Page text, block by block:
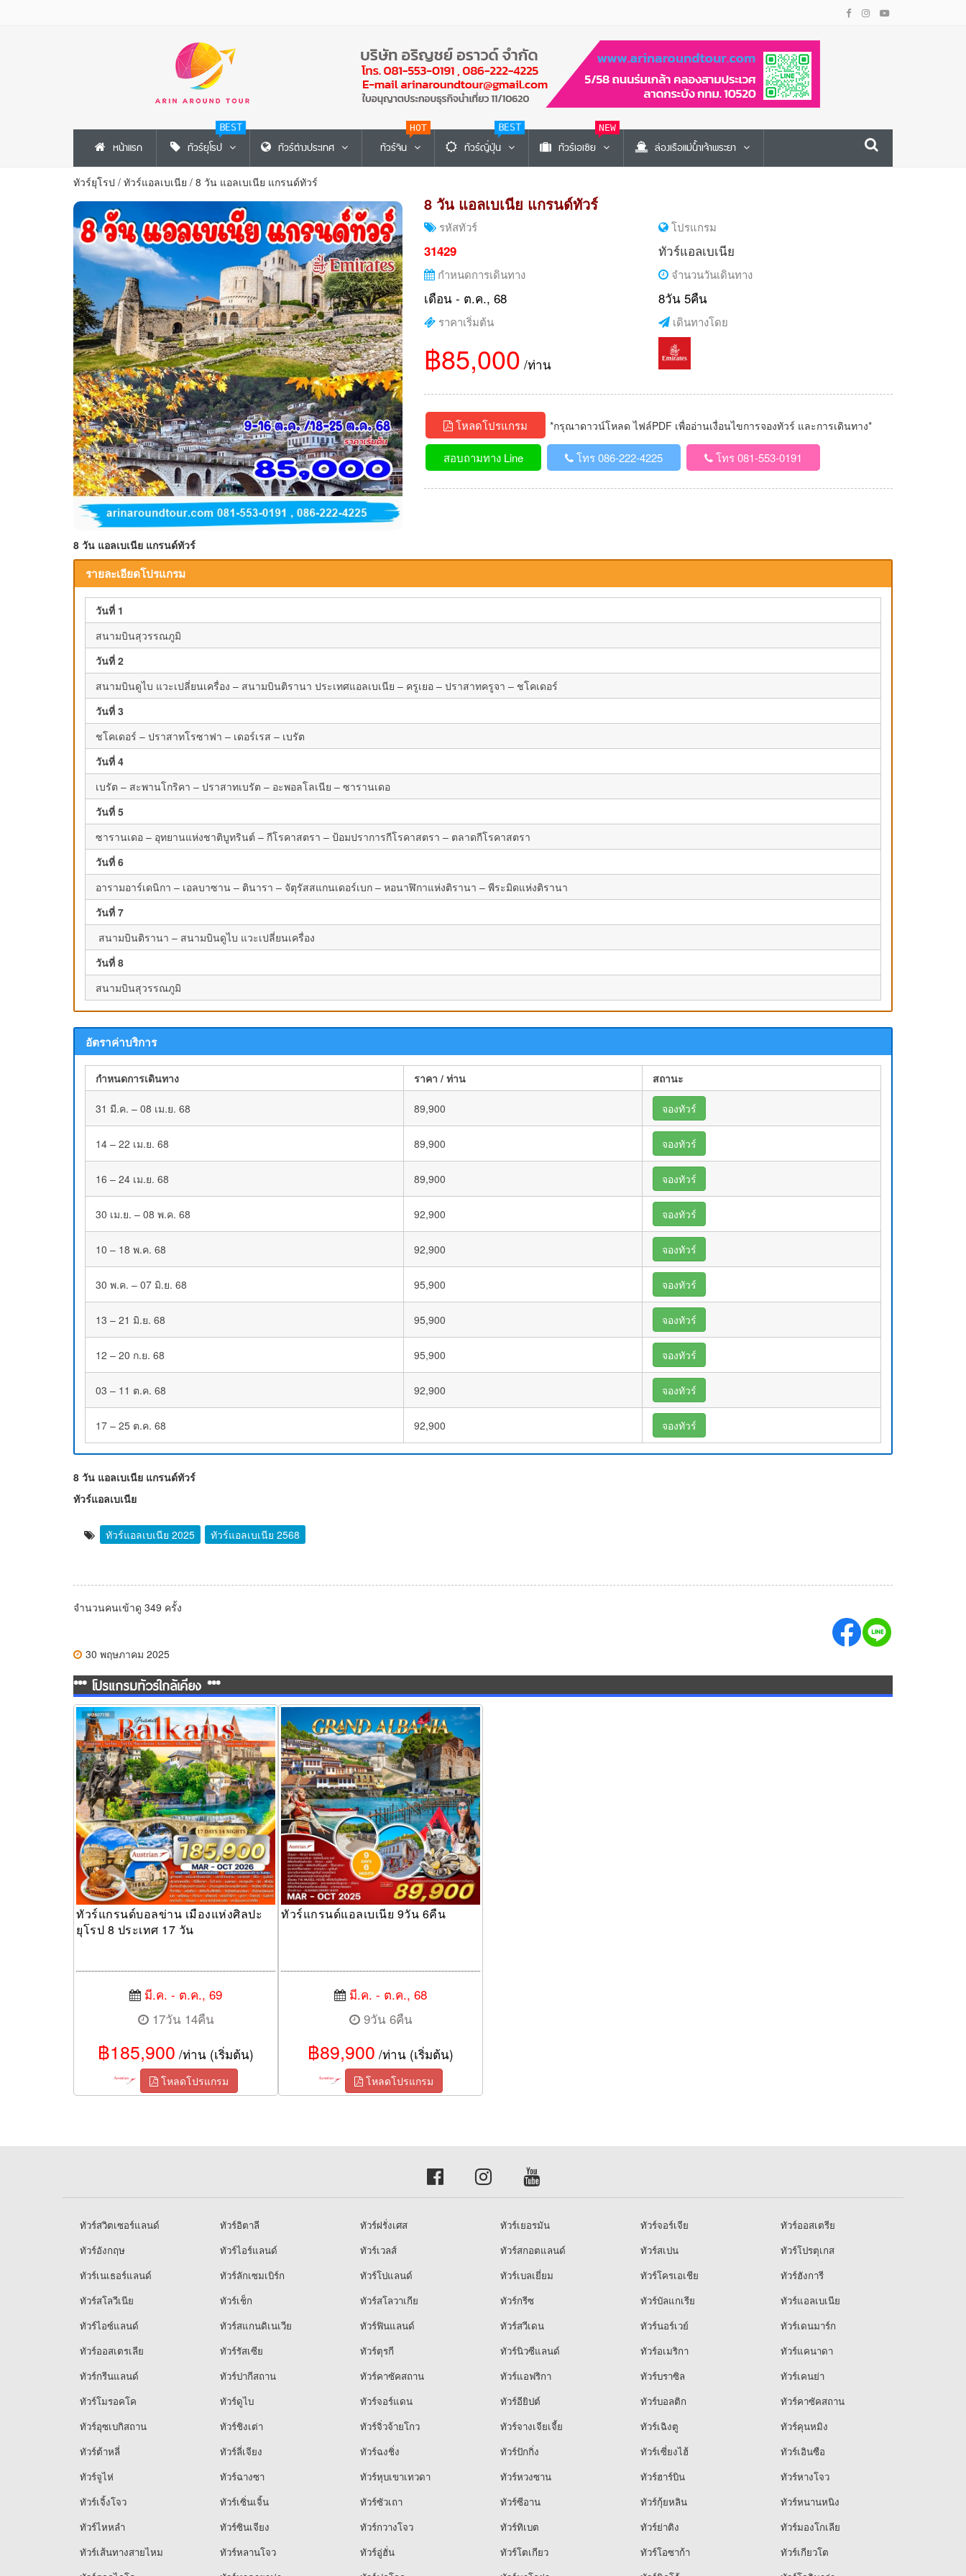
หน้าแรก ทัวร์ยุโรป
BEST
ทัวร์ต่างประเทศ ทัวร์จีน ทัวร์ญี่ปุ่น
BEST
ทัวร์เอเซีย
NEW
ล่องเรือแม่น้ำเจ้าพระยา
ทัวร์ยุโรป / ทัวร์แอลเบเนีย / 8 วัน แอลเบเนีย แกรนด์ทัวร์
8 วัน แอลเบเนีย แกรนด์ทัวร์
รหัสทัวร์
31429
โปรแกรม
ทัวร์แอลเบเนีย
กำหนดการเดินทาง
เดือน - ต.ค., 68
จำนวนวันเดินทาง
8วัน 5คืน
ราคาเริ่มต้น
฿85,000 /ท่าน
เดินทางโดย
โหลดโปรแกรม *กรุณาดาวน์โหลด ไฟล์PDF เพื่ออ่านเงื่อนไขการจองทัวร์ และการเดินทาง*
สอบถามทาง Line โทร 086-222-4225 โทร 081-553-0191
8 วัน แอลเบเนีย แกรนด์ทัวร์
รายละเอียดโปรแกรม
วันที่ 1
สนามบินสุวรรณภูมิ
วันที่ 2
สนามบินดูไบ แวะเปลี่ยนเครื่อง – สนามบินติรานา ประเทศแอลเบเนีย – ครูเยอ – ปราสาทครูจา – ชโคเดอร์
วันที่ 3
ชโคเดอร์ – ปราสาทโรซาฟา – เดอร์เรส – เบรัต
วันที่ 4
เบรัต – สะพานโกริคา – ปราสาทเบรัต – อะพอลโลเนีย – ซารานเดอ
วันที่ 5
ซารานเดอ – อุทยานแห่งชาติบูทรินต์ – กีโรคาสตรา – ป้อมปราการกีโรคาสตรา – ตลาดกีโรคาสตรา
วันที่ 6
อารามอาร์เดนิกา – เอลบาซาน – ตินารา – จัตุรัสสแกนเดอร์เบก – หอนาฬิกาแห่งติรานา – พีระมิดแห่งติรานา
วันที่ 7
สนามบินติรานา – สนามบินดูไบ แวะเปลี่ยนเครื่อง
วันที่ 8
สนามบินสุวรรณภูมิ
อัตราค่าบริการ
กำหนดการเดินทาง ราคา / ท่าน สถานะ
31 มี.ค. – 08 เม.ย. 68 89,900 จองทัวร์
14 – 22 เม.ย. 68 89,900 จองทัวร์
16 – 24 เม.ย. 68 89,900 จองทัวร์
30 เม.ย. – 08 พ.ค. 68 92,900 จองทัวร์
10 – 18 พ.ค. 68 92,900 จองทัวร์
30 พ.ค. – 07 มิ.ย. 68 95,900 จองทัวร์
13 – 21 มิ.ย. 68 95,900 จองทัวร์
12 – 20 ก.ย. 68 95,900 จองทัวร์
03 – 11 ต.ค. 68 92,900 จองทัวร์
17 – 25 ต.ค. 68 92,900 จองทัวร์
8 วัน แอลเบเนีย แกรนด์ทัวร์
ทัวร์แอลเบเนีย
ทัวร์แอลเบเนีย 2025 ทัวร์แอลเบเนีย 2568
จำนวนคนเข้าดู 349 ครั้ง
30 พฤษภาคม 2025
*** โปรแกรมทัวร์ใกล้เคียง ***
ทัวร์แกรนด์บอลข่าน เมืองแห่งศิลปะยุโรป 8
ประเทศ 17 วัน
ทัวร์แกรนด์บอลข่าน เมืองแห่งศิลปะ
ยุโรป 8 ประเทศ 17 วัน
มี.ค. - ต.ค., 69
17วัน 14คืน
฿185,900 /ท่าน (เริ่มต้น)
โหลดโปรแกรม
ทัวร์แกรนด์แอลเบเนีย 9วัน 6คืน
ทัวร์แกรนด์แอลเบเนีย 9วัน 6คืน
มี.ค. - ต.ค., 68
9วัน 6คืน
฿89,900 /ท่าน (เริ่มต้น)
โหลดโปรแกรม
ทัวร์สวิตเซอร์แลนด์ ทัวร์อิตาลี ทัวร์ฝรั่งเศส ทัวร์เยอรมัน ทัวร์จอร์เจีย
ทัวร์ออสเตรีย
ทัวร์อังกฤษ
ทัวร์ไอร์แลนด์ ทัวร์เวลส์ ทัวร์สกอตแลนด์ ทัวร์สเปน
ทัวร์โปรตุเกส
ทัวร์เนเธอร์แลนด์
ทัวร์ลักเซมเบิร์ก ทัวร์โปแลนด์ ทัวร์เบลเยี่ยม ทัวร์โครเอเชีย
ทัวร์ฮังการี
ทัวร์สโลวีเนีย
ทัวร์เช็ก ทัวร์สโลวาเกีย ทัวร์กรีซ ทัวร์บัลแกเรีย
ทัวร์แอลเบเนีย
ทัวร์ไอซ์แลนด์
ทัวร์สแกนดิเนเวีย ทัวร์ฟินแลนด์ ทัวร์สวีเดน ทัวร์นอร์เวย์
ทัวร์เดนมาร์ก
ทัวร์ออสเตรเลีย
ทัวร์รัสเซีย ทัวร์ตุรกี ทัวร์นิวซีแลนด์ ทัวร์อเมริกา
ทัวร์แคนาดา
ทัวร์กรีนแลนด์
ทัวร์ปากีสถาน ทัวร์คาซัคสถาน ทัวร์แอฟริกา ทัวร์บราซิล
ทัวร์เคนย่า
ทัวร์โมรอคโค
ทัวร์ดูไบ ทัวร์จอร์แดน ทัวร์อียิปต์ ทัวร์บอลติก
ทัวร์คาซัคสถาน
ทัวร์อุซเบกิสถาน
ทัวร์ชิงเต่า ทัวร์จิ่วจ้ายโกว ทัวร์จางเจียเจี้ย ทัวร์เฉิงตู
ทัวร์คุนหมิง
ทัวร์ต้าหลี่
ทัวร์ลี่เจียง ทัวร์ฉงชิ่ง ทัวร์ปักกิ่ง ทัวร์เซี่ยงไฮ้
ทัวร์เอินซือ
ทัวร์จูไห่
ทัวร์ฉางซา ทัวร์หุบเขาเทวดา ทัวร์หวงซาน ทัวร์ฮาร์บิน
ทัวร์หางโจว
ทัวร์เจิ้งโจว
ทัวร์เซิ่นเจิ้น ทัวร์ซัวเถา ทัวร์ซีอาน ทัวร์กุ้ยหลิน
ทัวร์หนานหนิง
ทัวร์ไหหลำ
ทัวร์ซินเจียง ทัวร์กวางโจว ทัวร์ทิเบต ทัวร์ย่าติง
ทัวร์มองโกเลีย
ทัวร์เส้นทางสายไหม
ทัวร์หลานโจว ทัวร์อู่ฮั่น ทัวร์โตเกียว ทัวร์โอซาก้า
ทัวร์เกียวโต